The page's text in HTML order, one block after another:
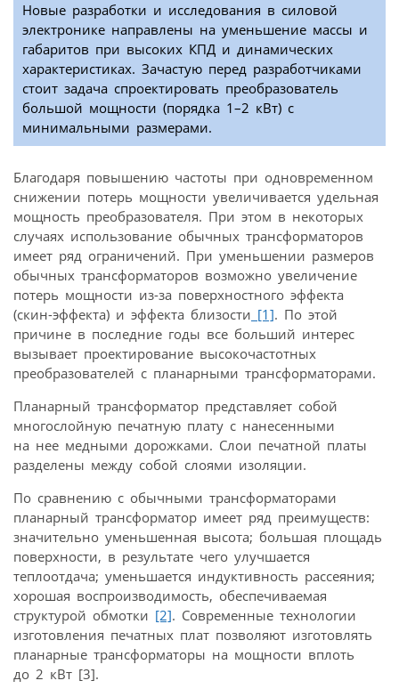
Новые разработки и исследования в силовой
электронике направлены на уменьшение массы и
габаритов при высоких КПД и динамических
характеристиках. Зачастую перед разработчиками
стоит задача спроектировать преобразователь
большой мощности (порядка 1–2 кВт) с
минимальными размерами.
Благодаря повышению частоты при одновременном
снижении потерь мощности увеличивается удельная
мощность преобразователя. При этом в некоторых
случаях использование обычных трансформаторов
имеет ряд ограничений. При уменьшении размеров
обычных трансформаторов возможно увеличение
потерь мощности из-за поверхностного эффекта
(скин-эффекта) и эффекта близости [1]. По этой
причине в последние годы все больший интерес
вызывает проектирование высокочастотных
преобразователей с планарными трансформаторами.
Планарный трансформатор представляет собой
многослойную печатную плату с нанесенными
на нее медными дорожками. Слои печатной платы
разделены между собой слоями изоляции.
По сравнению с обычными трансформаторами
планарный трансформатор имеет ряд преимуществ:
значительно уменьшенная высота; большая площадь
поверхности, в результате чего улучшается
теплоотдача; уменьшается индуктивность рассеяния;
хорошая воспроизводимость, обеспечиваемая
структурой обмотки [2]. Современные технологии
изготовления печатных плат позволяют изготовлять
планарные трансформаторы на мощности вплоть
до 2 кВт [3].